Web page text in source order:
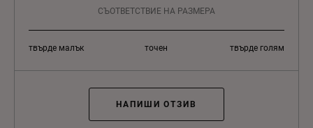
СЪОТВЕТСТВИЕ НА РАЗМЕРА
твърде малък точен твърде голям
НАПИШИ ОТЗИВ